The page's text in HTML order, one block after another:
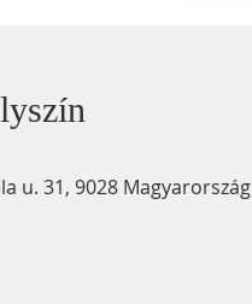
u. 31, 9028 Magyarország